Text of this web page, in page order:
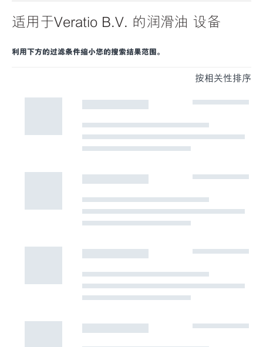
适用于Veratio B.V. 的润滑油 设备
利用下方的过滤条件缩小您的搜索结果范围。
按相关性排序